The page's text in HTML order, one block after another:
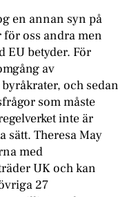
en annan syn på
för oss andra men
EU betyder. För
av
och sedan
som måste
inte är
sätt. Theresa May
med
UK och kan
27